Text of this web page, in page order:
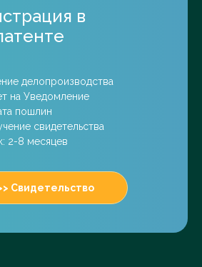
в
делопроизводства
на Уведомление
пошлин
свидетельства
2-8 месяцев
Свидетельство